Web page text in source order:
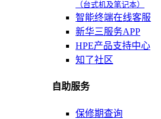
（台式机及笔记本）
智能终端在线客服
新华三服务APP
HPE产品支持中心
知了社区
自助服务
保修期查询